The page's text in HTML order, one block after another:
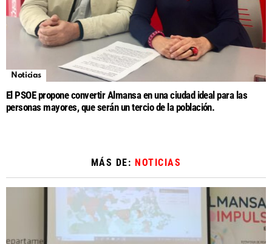
Noticias
El PSOE propone convertir Almansa en una ciudad ideal para las
personas mayores, que serán un tercio de la población.
MÁS DE: NOTICIAS